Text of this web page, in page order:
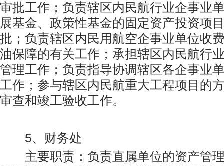
审批工作；负责辖区内民航行业企事业
展基金、政策性基金的固定资产投资项
批；负责辖区内民用航空企事业单位收
油保障的有关工作；承担辖区内民航行
管理工作；负责指导协调辖区各企事业
工作；参与辖区内民航重大工程项目的
审查和竣工验收工作。
5、财务处
主要职责：负责直属单位的资产管